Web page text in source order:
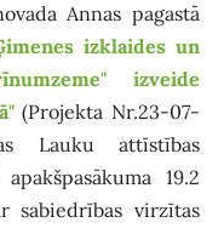
Annas pagastā
izklaides un
izveide
(Projekta Nr.23-07-
Lauku attīstības
19.2
sabiedrības virzītas